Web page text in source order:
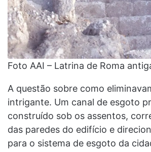
Foto AAI – Latrina de Roma
A questão sobre como
intrigante. Um canal de esgoto
construído sob os assentos,
das paredes do edifício e
para o sistema de esgoto da